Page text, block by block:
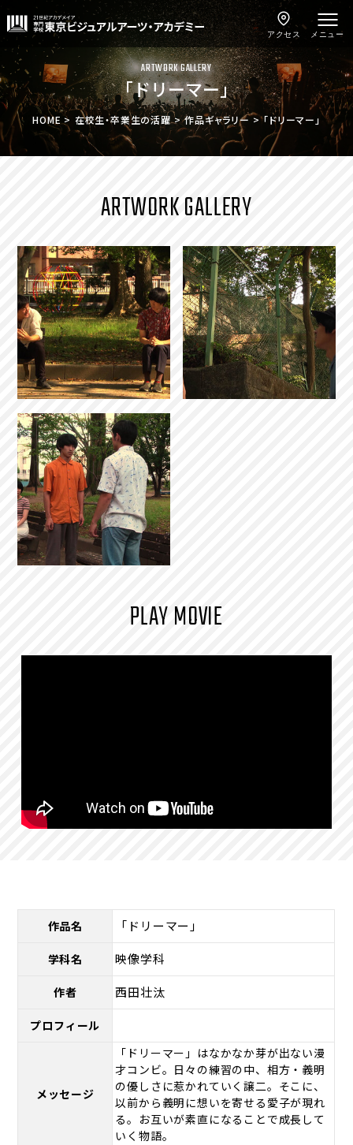
メニュー
アクセス
ARTWORK GALLERY
「ドリーマー」
HOME 在校生・卒業生の活躍 作品ギャラリー 「ドリーマー」
ARTWORK GALLERY
PLAY MOVIE
作品名 「ドリーマー」
学科名 映像学科
作者 西田壮汰
プロフィール
メッセージ
「ドリーマー」はなかなか芽が出ない漫
才コンビ。日々の練習の中、相方・義明
の優しさに惹かれていく譲二。そこに、
以前から義明に想いを寄せる愛子が現れ
る。お互いが素直になることで成長して
いく物語。